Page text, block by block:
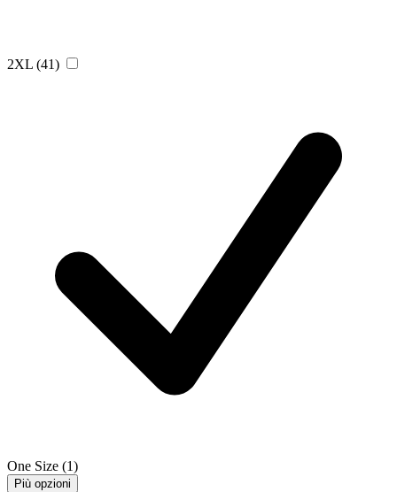
2XL (41)
One Size (1)
Più opzioni